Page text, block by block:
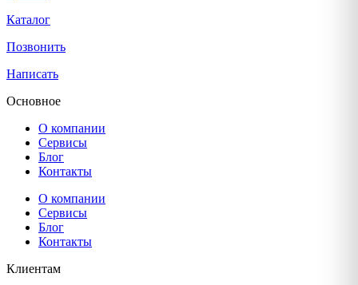
Каталог
Позвонить
Написать
Основное
О компании
Сервисы
Блог
Контакты
О компании
Сервисы
Блог
Контакты
Клиентам